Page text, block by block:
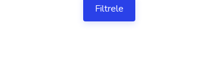
Filtrele